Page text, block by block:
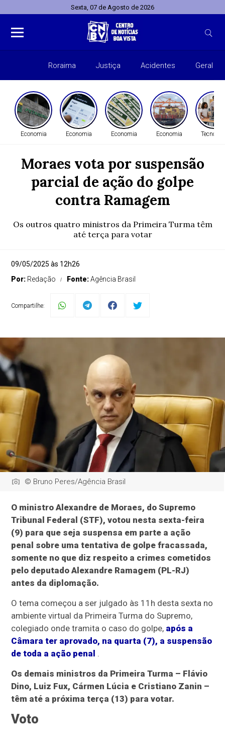
Sexta, 07 de Agosto de 2026
Roraima Justiça Acidentes Geral
Economia Economia Economia Economia
Moraes vota por suspensão
parcial de ação do golpe
contra Ramagem
Os outros quatro ministros da Primeira Turma têm
até terça para votar
09/05/2025 às 12h26
Por: Redação Fonte:Agência Brasil
Compartilhe:
© Bruno Peres/Agência Brasil
O ministro Alexandre de Moraes, do Supremo
Tribunal Federal (STF), votou nesta sexta-feira
(9) para que seja suspensa em parte a ação
penal sobre uma tentativa de golpe fracassada,
somente no que diz respeito a crimes cometidos
pelo deputado Alexandre Ramagem (PL-RJ)
antes da diplomação.
O tema começou a ser julgado às 11h desta sexta no
ambiente virtual da Primeira Turma do Supremo,
colegiado onde tramita o caso do golpe, após a
Câmara ter aprovado, na quarta (7), a suspensão
de toda a ação penal .
Os demais ministros da Primeira Turma – Flávio
Dino, Luiz Fux, Cármen Lúcia e Cristiano Zanin –
têm até a próxima terça (13) para votar.
Voto